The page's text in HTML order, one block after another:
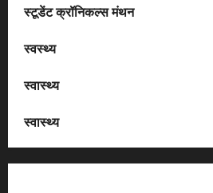
स्टूडेंट क्रॉनिकल्स मंथन
स्वस्थ्य
स्वास्थ्य
स्वास्थ्य